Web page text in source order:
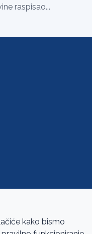
raspisao...
kako bismo